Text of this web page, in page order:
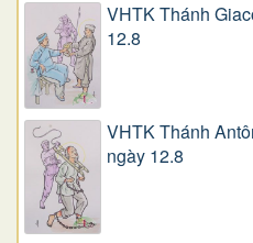
VHTK Thánh
12.8
VHTK Thánh
ngày 12.8